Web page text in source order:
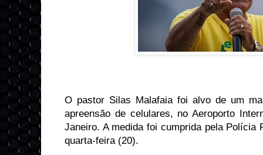
O pastor Silas Malafaia foi alvo de um
apreensão de celulares, no Aeroporto
Janeiro. A medida foi cumprida pela Polícia
quarta-feira (20).